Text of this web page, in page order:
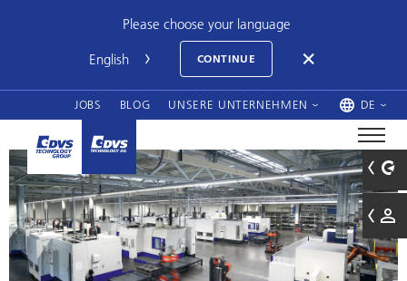
Please choose your language
CONTINUE
JOBS BLOG UNSERE UNTERNEHMEN DE